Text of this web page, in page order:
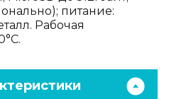
питание:
Рабочая